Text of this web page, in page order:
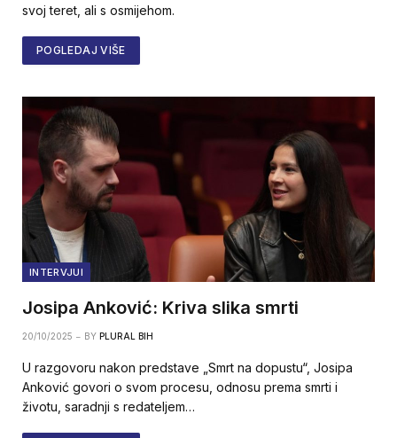
svoj teret, ali s osmijehom.
POGLEDAJ VIŠE
INTERVJUI
Josipa Anković: Kriva slika smrti
20/10/2025 BY PLURAL BIH
U razgovoru nakon predstave „Smrt na dopustu“, Josipa
Anković govori o svom procesu, odnosu prema smrti i
životu, saradnji s redateljem…